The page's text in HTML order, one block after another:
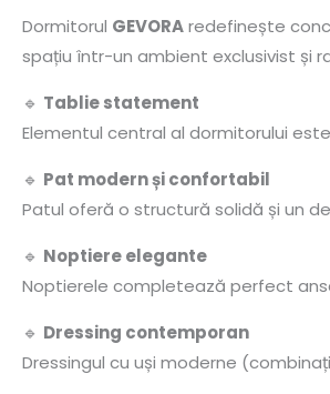
Dormitorul GEVORAredefinește
spațiu într-un ambient exclusivist și
🔹 Tablie statement
Elementul central al dormitorului
🔹 Pat modern și confortabil
Patul oferă o structură solidă și un
🔹 Noptiere elegante
Noptierele completează perfect
🔹 Dressing contemporan
Dressingul cu uși moderne